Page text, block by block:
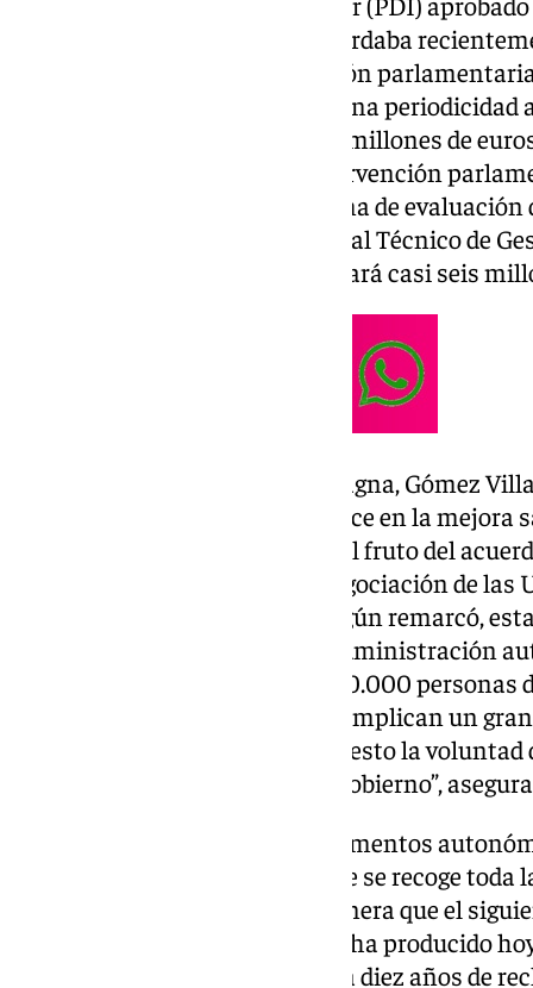
pasado mes de junio. Así lo recordaba
Gómez Villamandos en Comisión
sistema de retribución tendrá una periodicidad
ejercicio con una partida de 20 millones de
financiación. En su última intervención
también abordó el nuevo sistema de
la carrera horizontal del Personal Técnico de
Servicios (PTGAS), al que destinará casi seis
En conversaciones con Aula Magna, Gómez
medidas suponen un gran avance en la mejora
plantillas universitarias y son el fruto del
junio en la Mesa General de Negociación de
Junta, rectores y sindicatos. Según remarcó,
compromiso financiero de la Administración
euros y beneficiarán a más de 30.000
universitario. “Dichos avances implican un
sus derechos y ponen de manifiesto la
búsqueda de acuerdos de este Gobierno”,
En lo que respecta a los complementos
recuerda que el decreto en el que se recoge
aprobó el pasado agosto, de manera que el
convocatoria en el BOJA que se ha producido
“con ese texto legal se pone fin a diez años de